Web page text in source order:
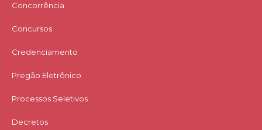
Concorrência
Concursos
Credenciamento
Pregão Eletrônico
Processos Seletivos
Decretos